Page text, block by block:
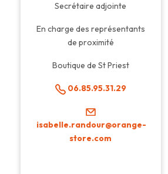
Secrétaire adjointe
En charge des représentants
de proximité
Boutique de St Priest
06.85.95.31.29
isabelle.randour@orange-
store.com